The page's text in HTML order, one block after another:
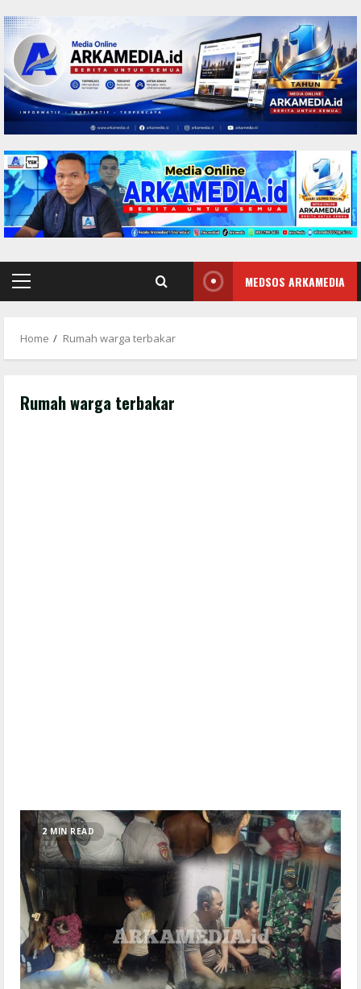
to
content
Primary
MEDSOS ARKAMEDIA
Home Rumah warga terbakar
Rumah warga terbakar
2 MIN READ